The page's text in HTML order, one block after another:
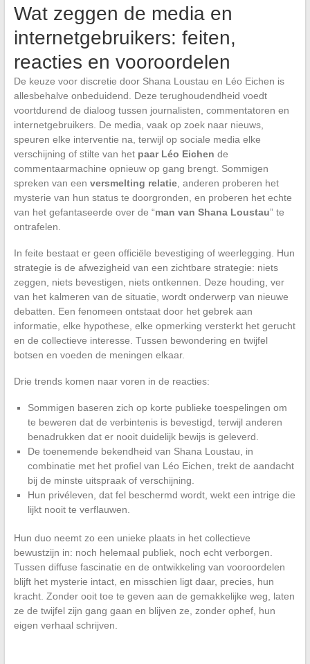
Wat zeggen de media en
internetgebruikers: feiten,
reacties en vooroordelen
De keuze voor discretie door Shana Loustau en Léo Eichen is
allesbehalve onbeduidend. Deze terughoudendheid voedt
voortdurend de dialoog tussen journalisten, commentatoren en
internetgebruikers. De media, vaak op zoek naar nieuws,
speuren elke interventie na, terwijl op sociale media elke
verschijning of stilte van het paar Léo Eichen de
commentaarmachine opnieuw op gang brengt. Sommigen
spreken van een versmelting relatie, anderen proberen het
mysterie van hun status te doorgronden, en proberen het echte
van het gefantaseerde over de “man van Shana Loustau” te
ontrafelen.
In feite bestaat er geen officiële bevestiging of weerlegging. Hun
strategie is de afwezigheid van een zichtbare strategie: niets
zeggen, niets bevestigen, niets ontkennen. Deze houding, ver
van het kalmeren van de situatie, wordt onderwerp van nieuwe
debatten. Een fenomeen ontstaat door het gebrek aan
informatie, elke hypothese, elke opmerking versterkt het gerucht
en de collectieve interesse. Tussen bewondering en twijfel
botsen en voeden de meningen elkaar.
Drie trends komen naar voren in de reacties:
Sommigen baseren zich op korte publieke toespelingen om
te beweren dat de verbintenis is bevestigd, terwijl anderen
benadrukken dat er nooit duidelijk bewijs is geleverd.
De toenemende bekendheid van Shana Loustau, in
combinatie met het profiel van Léo Eichen, trekt de aandacht
bij de minste uitspraak of verschijning.
Hun privéleven, dat fel beschermd wordt, wekt een intrige die
lijkt nooit te verflauwen.
Hun duo neemt zo een unieke plaats in het collectieve
bewustzijn in: noch helemaal publiek, noch echt verborgen.
Tussen diffuse fascinatie en de ontwikkeling van vooroordelen
blijft het mysterie intact, en misschien ligt daar, precies, hun
kracht. Zonder ooit toe te geven aan de gemakkelijke weg, laten
ze de twijfel zijn gang gaan en blijven ze, zonder ophef, hun
eigen verhaal schrijven.